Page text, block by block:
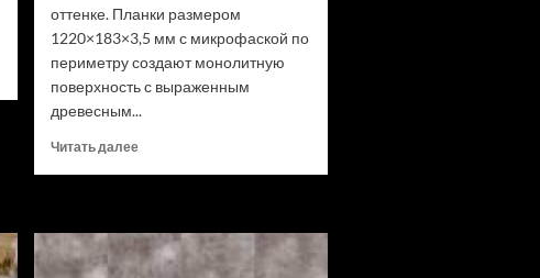
оттенке. Планки размером
1220×183×3,5 мм с микрофаской по
периметру создают монолитную
поверхность с выраженным
древесным...
Читать далееПрочитать
Alpine
Floor